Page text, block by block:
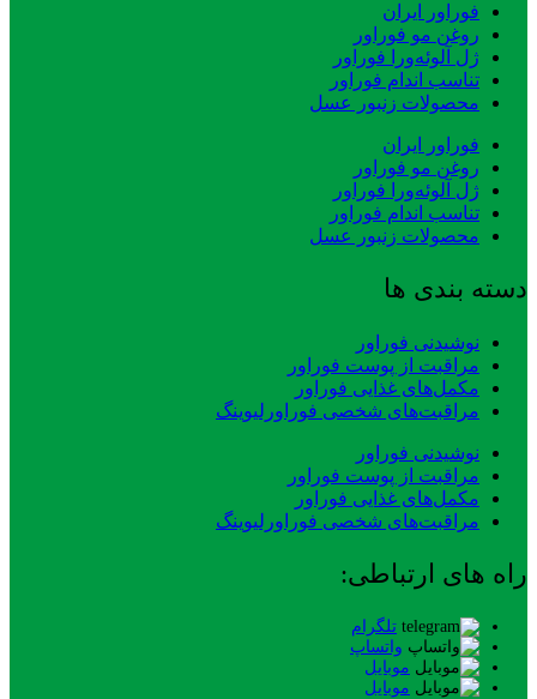
فوراور ایران
روغن مو فوراور
ژل آلوئه‌ورا فوراور
تناسب اندام فوراور
محصولات زنبور عسل
فوراور ایران
روغن مو فوراور
ژل آلوئه‌ورا فوراور
تناسب اندام فوراور
محصولات زنبور عسل
دسته بندی ها
نوشیدنی فوراور
مراقبت از پوست فوراور
مکمل‌های غذایی فوراور
مراقبت‌های شخصی فوراورلیوینگ
نوشیدنی فوراور
مراقبت از پوست فوراور
مکمل‌های غذایی فوراور
مراقبت‌های شخصی فوراورلیوینگ
راه های ارتباطی:
تلگرام
واتساپ
موبایل
موبایل